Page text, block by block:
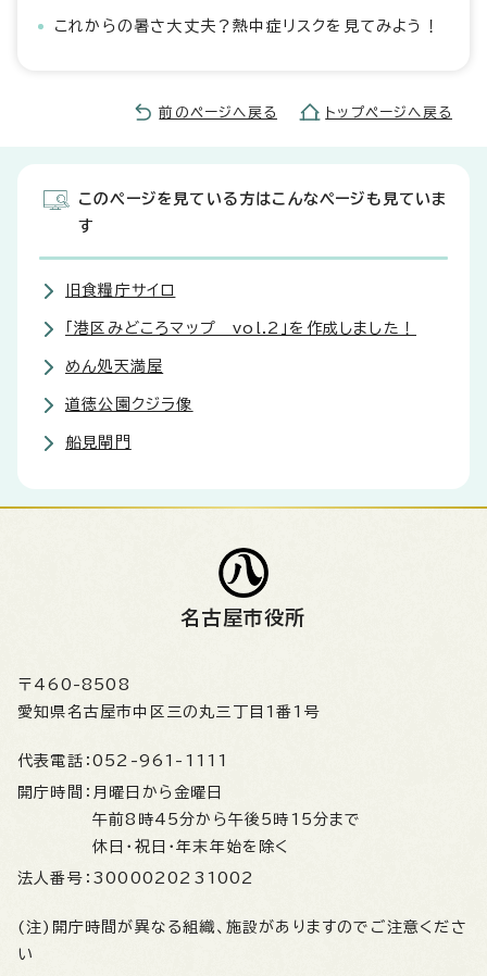
これからの暑さ大丈夫？熱中症リスクを見てみよう！
前のページへ戻る トップページへ戻る
このページを見ている方はこんなページも見ていま
す
旧食糧庁サイロ
「港区みどころマップ vol.2」を作成しました！
めん処天満屋
道徳公園クジラ像
船見閘門
名古屋市役所
〒460-8508
愛知県名古屋市中区三の丸三丁目1番1号
代表電話： 052-961-1111
開庁時間： 月曜日から金曜日
午前8時45分から午後5時15分まで
休日・祝日・年末年始を除く
法人番号： 3000020231002
(注)開庁時間が異なる組織、施設がありますのでご注意くださ
い